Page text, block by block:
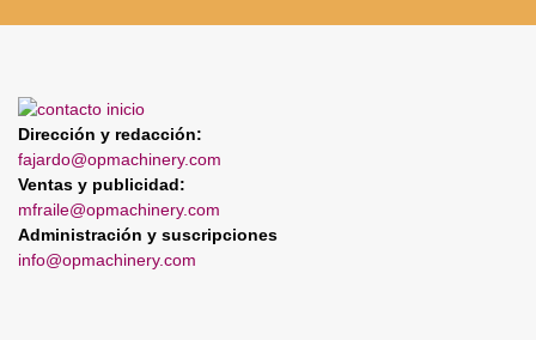
Dirección y redacción:
fajardo@opmachinery.com
Ventas y publicidad:
mfraile@opmachinery.com
Administración y suscripciones
info@opmachinery.com